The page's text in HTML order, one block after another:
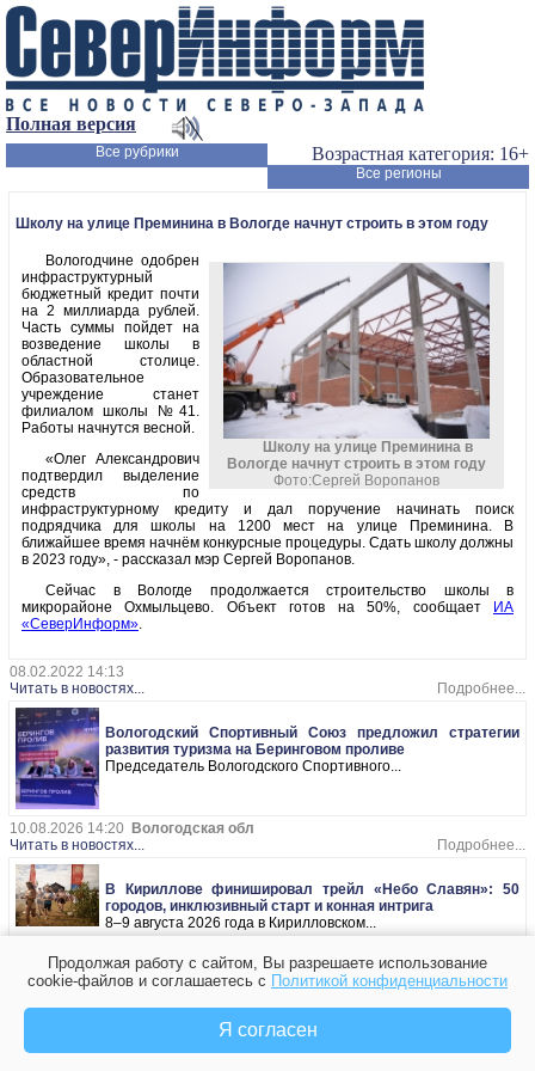
Полная версия
Возрастная категория: 16+
Все рубрики
Все регионы
Школу на улице Преминина в Вологде начнут строить в этом году
Школу на улице Преминина в
Вологде начнут строить в этом году
Фото:Сергей Воропанов
Вологодчине одобрен
инфраструктурный
бюджетный кредит почти
на 2 миллиарда рублей.
Часть суммы пойдет на
возведение школы в
областной столице.
Образовательное
учреждение станет
филиалом школы №41.
Работы начнутся весной.
«Олег Александрович
подтвердил выделение
средств по
инфраструктурному кредиту и дал поручение начинать поиск
подрядчика для школы на 1200 мест на улице Преминина. В
ближайшее время начнём конкурсные процедуры. Сдать школу должны
в 2023 году», - рассказал мэр Сергей Воропанов.
Сейчас в Вологде продолжается строительство школы в
микрорайоне Охмыльцево. Объект готов на 50%, сообщает
ИА
«СеверИнформ».
08.02.2022 14:13
Читать в новостях...
Подробнее...
Вологодский Спортивный Союз предложил стратегии
развития туризма на Беринговом проливе
Председатель Вологодского Спортивного...
10.08.2026 14:20 Вологодская обл
Читать в новостях...
Подробнее...
В Кириллове финишировал трейл «Небо Славян»: 50
городов, инклюзивный старт и конная интрига
8–9 августа 2026 года в Кирилловском...
Читать в новостях...
Подробнее...
Продолжая работу с сайтом, Вы разрешаете использование
cookie-файлов и соглашаетесь с Политикой конфиденциальности
Я согласен